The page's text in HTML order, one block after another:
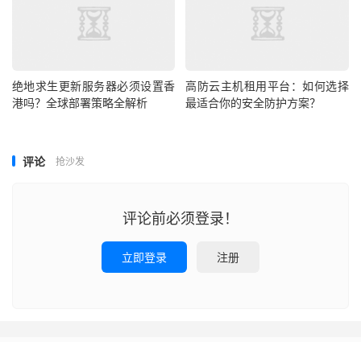
小型跨境网站，高性能“企业旗舰套餐”（8核16G内存
+500GB SSD+100Mbps带宽）满足重负载业务，所有套
356元，相当于日均不到1元；企业级套餐最高直降60。
障体验、售后服务解决隐患，三者缺一不可。HopeIDC科
技十余年深耕IDC领域，在美国洛杉矶、硅谷等核心区域布
局5大数据中心，凭借成熟的技术架构与完善的服务体系，
绝地求生更新服务器必须设置香
港吗？全球部署策略全解析
高防云主机租用平台：如何选择
最适合你的安全防护方案？
评论 抢沙发
评论前必须登录！
立即登录 注册